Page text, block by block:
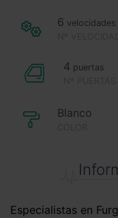
6 velocidades
4 puertas
Blanco
Especialistas en